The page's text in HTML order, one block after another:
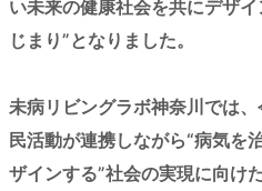
い未来の健康社会を共にデザ
じまり”となりました。
未病リビングラボ神奈川では
民活動が連携しながら“病気を
ザインする”社会の実現に向け